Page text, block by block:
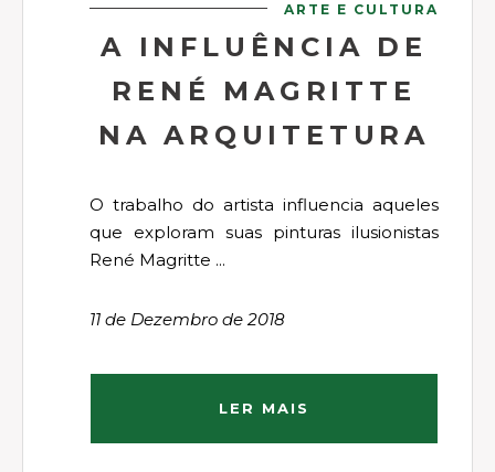
ARTE E CULTURA
A INFLUÊNCIA DE
RENÉ MAGRITTE
NA ARQUITETURA
O trabalho do artista influencia aqueles
que exploram suas pinturas ilusionistas
René Magritte ...
11 de Dezembro de 2018
LER MAIS